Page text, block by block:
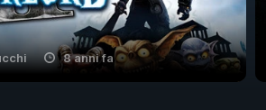
8 anni fa